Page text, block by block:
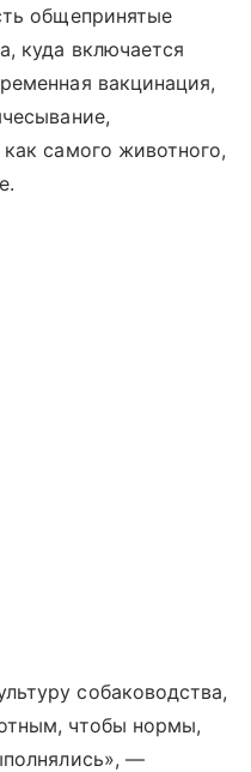
общепринятые
куда включается
вакцинация,
самого животного,
собаководства,
чтобы нормы,
—